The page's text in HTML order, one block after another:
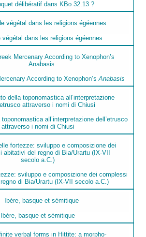
délibératif dans KBo 32.13 ?
végétal dans les religions égéennes
According to Xenophon’sAnabasis
all’interpretazione dell’etrusco
attraverso i nomi di Chiusi
sviluppo e composizione dei complessi
di Bia/Urartu (IX-VII secolo a.C.)
Ibère, basque et sémitique